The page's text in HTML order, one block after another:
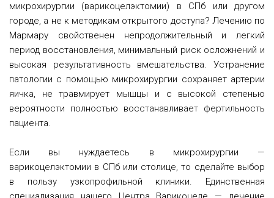
микрохирургии (варикоцелэктомии) в СПб или другом
городе, а не к методикам открытого доступа? Лечению по
Мармару свойственен непродолжительный и легкий
период восстановления, минимальный риск осложнений и
высокая результативность вмешательства. Устранение
патологии с помощью микрохирургии сохраняет артерии
яичка, не травмирует мышцы и с высокой степенью
вероятности полностью восстанавливает фертильность
пациента.
Если вы нуждаетесь в микрохирургии —
варикоцелэктомии в СПб или столице, то сделайте выбор
в пользу узкопрофильной клиники. Единственная